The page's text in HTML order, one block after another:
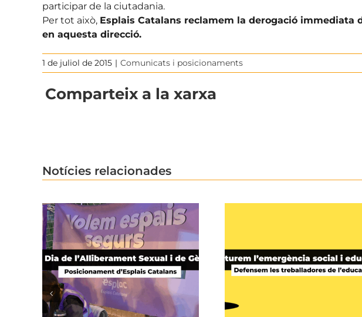
participar de la ciutadania.
Per tot això, Esplais Catalans reclamem la derogació
en aquesta direcció.
1 de juliol de 2015 | Comunicats i posicionaments
Comparteix a la xarxa
Notícies relacionades